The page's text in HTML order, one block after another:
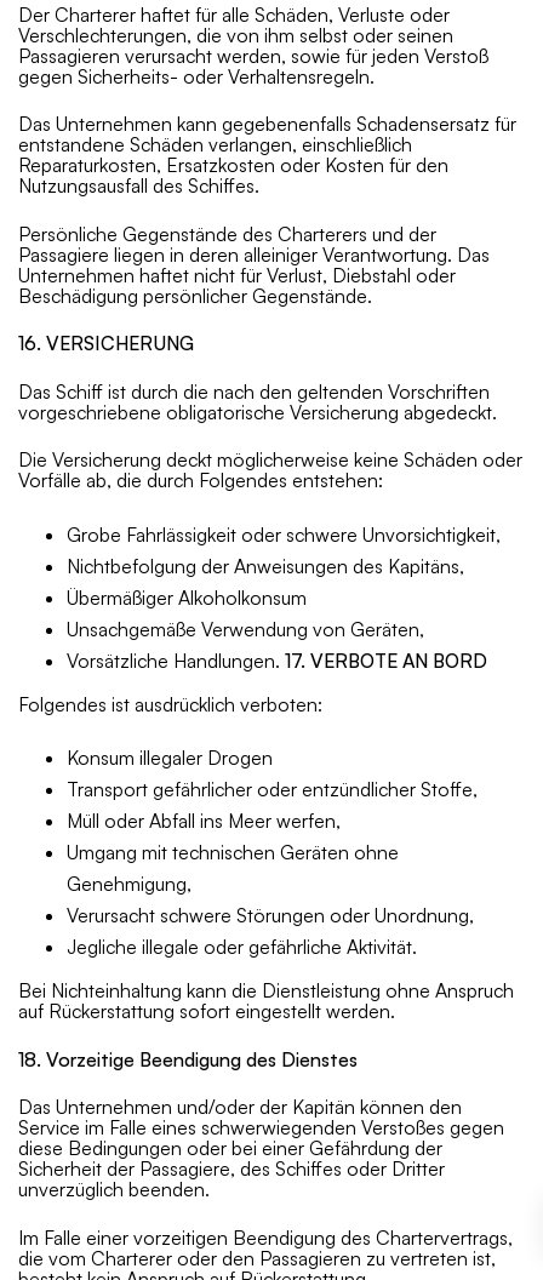
Der Charterer haftet für alle Schäden, Verluste oder
Verschlechterungen, die von ihm selbst oder seinen
Passagieren verursacht werden, sowie für jeden Verstoß
gegen Sicherheits- oder Verhaltensregeln.
Das Unternehmen kann gegebenenfalls Schadensersatz für
entstandene Schäden verlangen, einschließlich
Reparaturkosten, Ersatzkosten oder Kosten für den
Nutzungsausfall des Schiffes.
Persönliche Gegenstände des Charterers und der
Passagiere liegen in deren alleiniger Verantwortung. Das
Unternehmen haftet nicht für Verlust, Diebstahl oder
Beschädigung persönlicher Gegenstände.
16. VERSICHERUNG
Das Schiff ist durch die nach den geltenden Vorschriften
vorgeschriebene obligatorische Versicherung abgedeckt.
Die Versicherung deckt möglicherweise keine Schäden oder
Vorfälle ab, die durch Folgendes entstehen:
Grobe Fahrlässigkeit oder schwere Unvorsichtigkeit,
Nichtbefolgung der Anweisungen des Kapitäns,
Übermäßiger Alkoholkonsum
Unsachgemäße Verwendung von Geräten,
Vorsätzliche Handlungen. 17. VERBOTE AN BORD
Folgendes ist ausdrücklich verboten:
Konsum illegaler Drogen
Transport gefährlicher oder entzündlicher Stoffe,
Müll oder Abfall ins Meer werfen,
Umgang mit technischen Geräten ohne
Genehmigung,
Verursacht schwere Störungen oder Unordnung,
Jegliche illegale oder gefährliche Aktivität.
Bei Nichteinhaltung kann die Dienstleistung ohne Anspruch
auf Rückerstattung sofort eingestellt werden.
18. Vorzeitige Beendigung des Dienstes
Das Unternehmen und/oder der Kapitän können den
Service im Falle eines schwerwiegenden Verstoßes gegen
diese Bedingungen oder bei einer Gefährdung der
Sicherheit der Passagiere, des Schiffes oder Dritter
unverzüglich beenden.
Im Falle einer vorzeitigen Beendigung des Chartervertrags,
die vom Charterer oder den Passagieren zu vertreten ist,